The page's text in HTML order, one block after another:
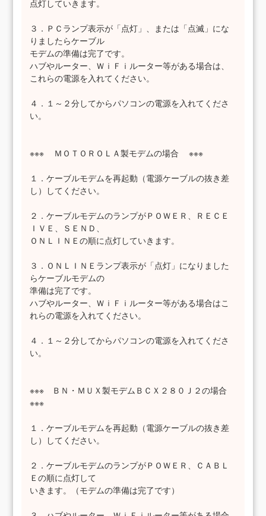
点灯していきます。
３．ＰＣランプ表示が「点灯」、または「点滅」にな
りましたらケーブル
モデムの準備は完了です。
ハブやルーター、ＷｉＦｉルーター等がある場合は、
これらの電源を入れてください。
４．１～２分してからパソコンの電源を入れてくださ
い。
※※※ ＭＯＴＯＲＯＬＡ製モデムの場合 ※※※
１．ケーブルモデムを再起動（電源ケーブルの抜き差
し）してください。
２．ケーブルモデムのランプがＰＯＷＥＲ、ＲＥＣＥ
ＩＶＥ、ＳＥＮＤ、
ＯＮＬＩＮＥの順に点灯していきます。
３．ＯＮＬＩＮＥランプ表示が「点灯」になりました
らケーブルモデムの
準備は完了です。
ハブやルーター、ＷｉＦｉルーター等がある場合はこ
れらの電源を入れてください。
４．１～２分してからパソコンの電源を入れてくださ
い。
※※※ ＢＮ・ＭＵＸ製モデムＢＣＸ２８０Ｊ２の場合
※※※
１．ケーブルモデムを再起動（電源ケーブルの抜き差
し）してください。
２．ケーブルモデムのランプがＰＯＷＥＲ、ＣＡＢＬ
Ｅの順に点灯して
いきます。（モデムの準備は完了です）